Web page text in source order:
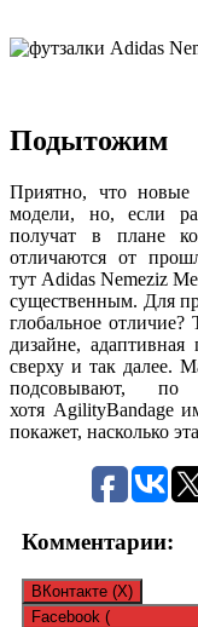
Подытожим
Приятно, что новые
модели, но, если
получат в плане
отличаются от
тут Adidas Nemeziz
существенным. Для
глобальное
дизайне, адаптивная
сверху и так далее.
подсовывают, по
хотя AgilityBandage
покажет, насколько
Комментарии:
ВКонтакте (X)
Facebook (